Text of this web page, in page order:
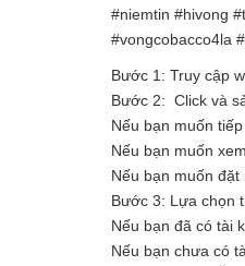
#niemtin #hivong
#vongcobacco4la
Bước 1: Truy cập
Bước 2: Click và
Nếu bạn muốn
Nếu bạn muốn
Nếu bạn muốn
Bước 3: Lựa chọn
Nếu bạn đã có tài
Nếu bạn chưa có